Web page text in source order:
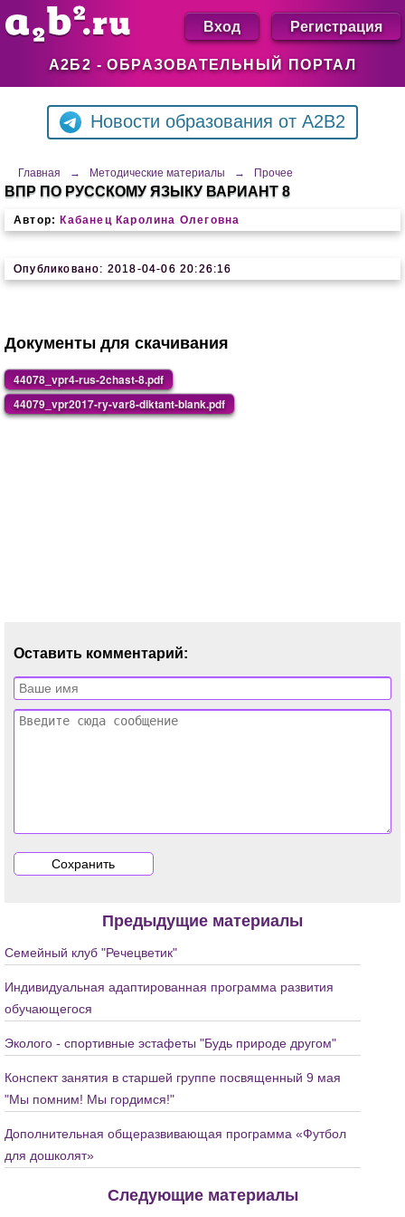
А2Б2 - ОБРАЗОВАТЕЛЬНЫЙ ПОРТАЛ
Вход Регистрация
Новости образования от A2B2
Главная → Методические материалы → Прочее
ВПР ПО РУССКОМУ ЯЗЫКУ ВАРИАНТ 8
Автор: Кабанец Каролина Олеговна
Опубликовано: 2018-04-06 20:26:16
Документы для скачивания
44078_vpr4-rus-2chast-8.pdf
44079_vpr2017-ry-var8-diktant-blank.pdf
Оставить комментарий:
Предыдущие материалы
Семейный клуб "Речецветик"
Индивидуальная адаптированная программа развития
обучающегося
Эколого - спортивные эстафеты "Будь природе другом"
Конспект занятия в старшей группе посвященный 9 мая
"Мы помним! Мы гордимся!"
Дополнительная общеразвивающая программа «Футбол
для дошколят»
Следующие материалы